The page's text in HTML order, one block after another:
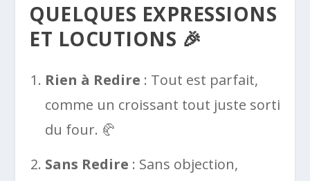
QUELQUES EXPRESSIONS
ET LOCUTIONS 🎉
Rien à Redire : Tout est parfait,
comme un croissant tout juste sorti
du four. 🥐
Sans Redire : Sans objection,